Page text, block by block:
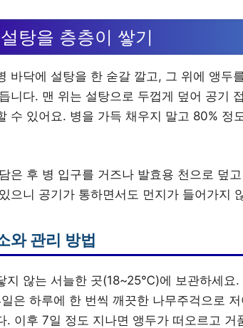
탕을 층층이 쌓기
바닥에 설탕을 한 숟갈 깔고, 그 위에 앵두
니다. 맨 위는 설탕으로 두껍게 덮어 공기
수 있어요. 병을 가득 채우지 말고 80% 정
은 후 병 입구를 거즈나 발효용 천으로 덮
으니 공기가 통하면서도 먼지가 들어가지
와 관리 방법
지 않는 서늘한 곳(18~25℃)에 보관하세요
은 하루에 한 번씩 깨끗한 나무주걱으로
. 이후 7일 정도 지나면 앵두가 떠오르고